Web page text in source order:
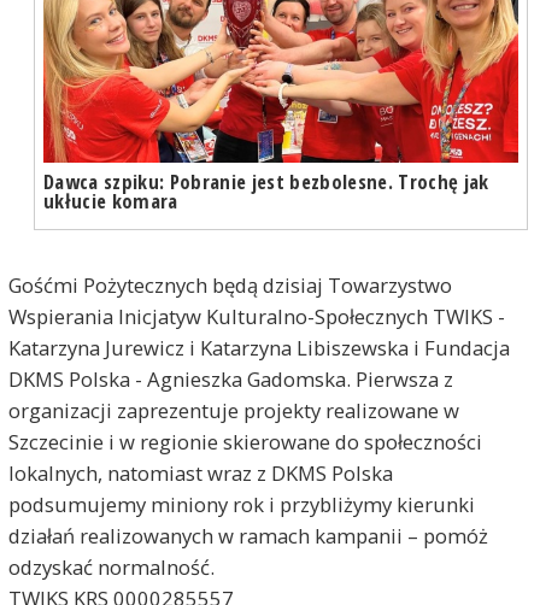
Dawca szpiku: Pobranie jest bezbolesne. Trochę jak
ukłucie komara
Gośćmi Pożytecznych będą dzisiaj Towarzystwo
Wspierania Inicjatyw Kulturalno-Społecznych TWIKS -
Katarzyna Jurewicz i Katarzyna Libiszewska i Fundacja
DKMS Polska - Agnieszka Gadomska. Pierwsza z
organizacji zaprezentuje projekty realizowane w
Szczecinie i w regionie skierowane do społeczności
lokalnych, natomiast wraz z DKMS Polska
podsumujemy miniony rok i przybliżymy kierunki
działań realizowanych w ramach kampanii – pomóż
odzyskać normalność.
TWIKS KRS 0000285557